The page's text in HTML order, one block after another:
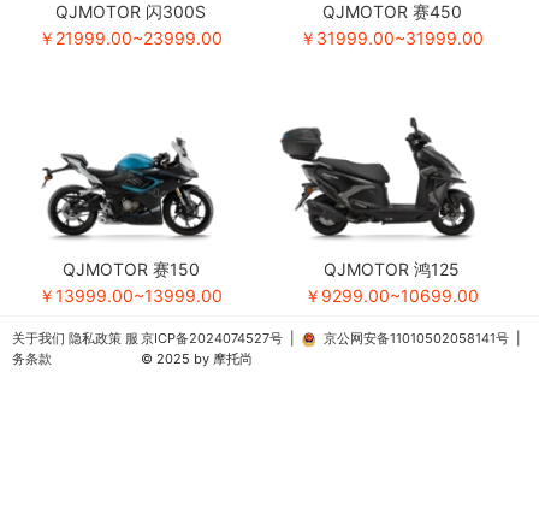
QJMOTOR 闪300S
￥21999.00~23999.00
QJMOTOR 赛450
￥31999.00~31999.00
QJMOTOR 赛150
￥13999.00~13999.00
QJMOTOR 鸿125
￥9299.00~10699.00
关于我们 隐私政策 服
务条款
京ICP备2024074527号| 京公网安备11010502058141号
© 2025 by 摩托尚